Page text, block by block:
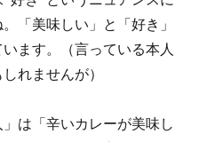
「美味しい」と「好き」
ます。（言っている本人
れませんが）
」は「辛いカレーが美味し